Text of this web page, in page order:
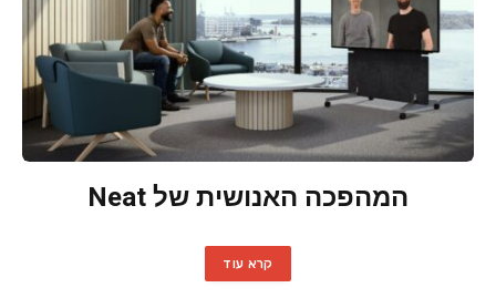
המהפכה האנושית של Neat
קרא עוד